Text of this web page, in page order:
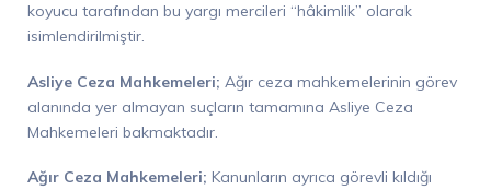
koyucu tarafından bu yargı mercileri “hâkimlik” olarak
isimlendirilmiştir.
Asliye Ceza Mahkemeleri; Ağır ceza mahkemelerinin görev
alanında yer almayan suçların tamamına Asliye Ceza
Mahkemeleri bakmaktadır.
Ağır Ceza Mahkemeleri; Kanunların ayrıca görevli kıldığı